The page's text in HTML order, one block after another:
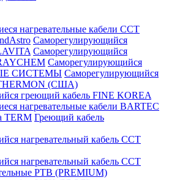
нагревательные кабели ССТ
Саморегулирующийся
Саморегулирующийся
Саморегулирующийся
СИСТЕМЫ Саморегулирующийся
(США)
греющий кабель FINE KOREA
нагревательные кабели BARTEC
TERM Греющий кабель
нагревательный кабель ССТ
нагревательный кабель ССТ
РТВ (PREMIUM)